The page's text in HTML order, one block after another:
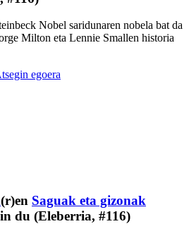
Nobel saridunaren nobela bat da
Milton eta Lennie Smallen historia
egoera
(r)en Saguak eta gizonak
du (Eleberria, #116)